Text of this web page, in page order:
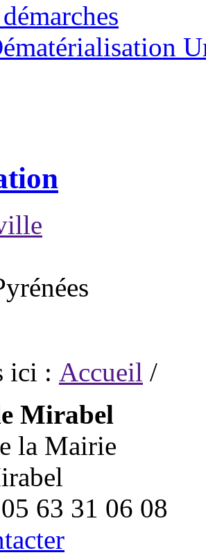
ici : Accueil /
Mirabel
la Mairie
63 31 06 08